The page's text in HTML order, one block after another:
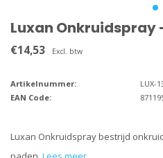
Luxan
€14,53 Excl. btw
Artikelnummer:
LUX-
EAN Code:
Luxan Onkruidspray bestrijd